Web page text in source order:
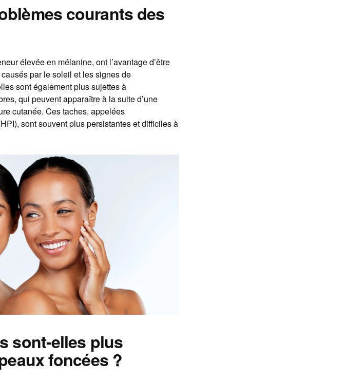
courants des
élevée en mélanine, ont l’avantage d’être
par le soleil et les signes de
sont également plus sujettes à
qui peuvent apparaître à la suite d’une
cutanée. Ces taches, appelées
sont souvent plus persistantes et difficiles à
sont-elles plus
foncées ?